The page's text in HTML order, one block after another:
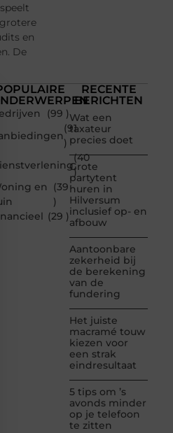
en
De
(99 )
(91
)
(40
)
en
(39
)
(29 )
RECENTE
BERICHTEN
Wat een
taxateur
precies doet
Grote
partytent
huren in
Hilversum
inclusief op- en
afbouw
Aantoonbare
zekerheid bij
de berekening
van de
fundering
Het juiste
macramé touw
kiezen voor
een strak
eindresultaat
5 tips om ’s
avonds minder
op je telefoon
te zitten